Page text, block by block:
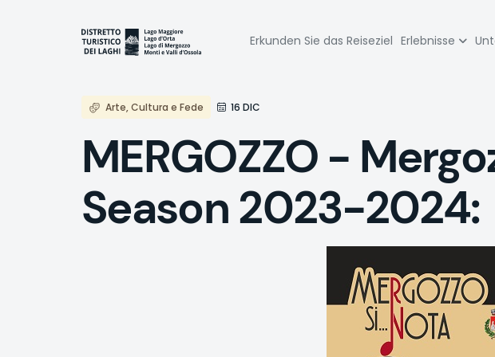
Navigazione
principale
Erkunden Sie das Reiseziel Erlebnisse
Arte, Cultura e Fede 16 DIC
MERGOZZO -
Season 2023-2024: